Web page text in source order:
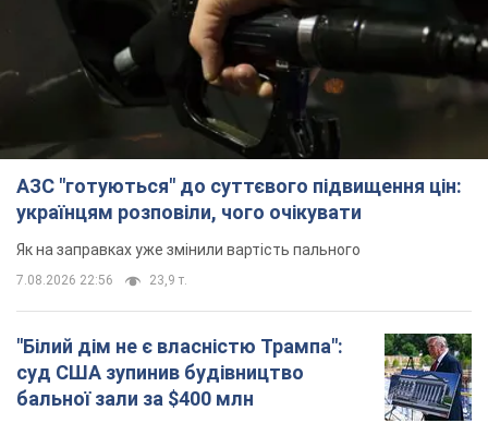
АЗС "готуються" до суттєвого підвищення цін:
українцям розповіли, чого очікувати
Як на заправках уже змінили вартість пального
7.08.2026 22:56 23,9 т.
"Білий дім не є власністю Трампа":
суд США зупинив будівництво
бальної зали за $400 млн